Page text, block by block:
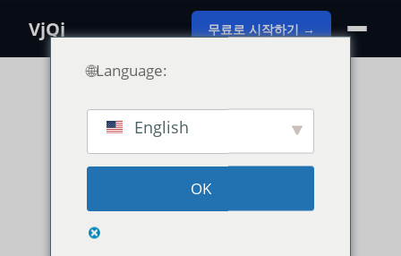
VjQj 무료로 시작하기 →
카테고리 보기
VjQj 플랫폼 매뉴얼
제품 카탈로그
🌐Language:
English
OK